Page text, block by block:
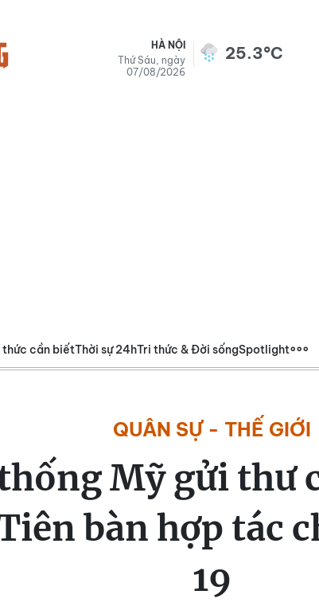
HÀ NỘI
Thứ Sáu, ngày
07/08/2026
25.3°C
thức cần biếtThời sự 24hTri thức & Đời sốngSpotlight
QUÂN SỰ - THẾ GIỚI
Mỹ gửi thư
bàn hợp tác
19